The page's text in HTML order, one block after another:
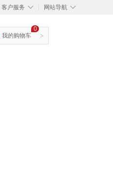
◇
客户服务 ◇
网站导航
>
0
我的购物车